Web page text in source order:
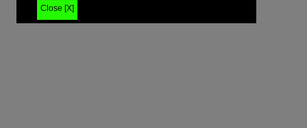
Close [X]